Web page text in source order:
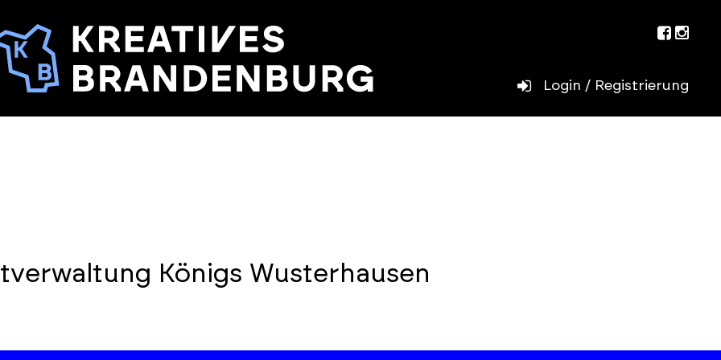
Login / Registrierung
Königs Wusterhausen